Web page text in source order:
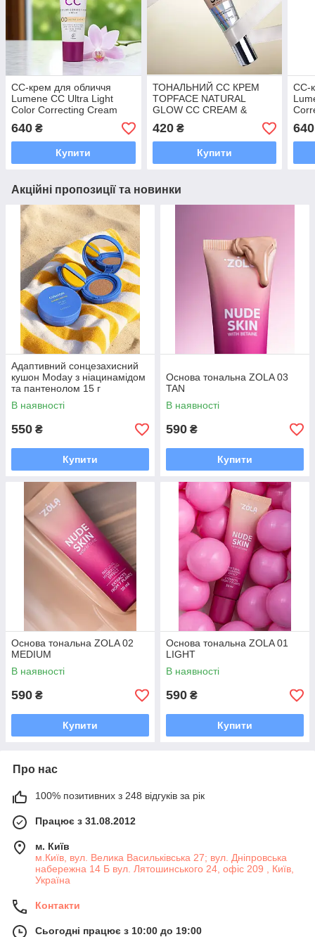
CC-крем для обличчя
Lumene CC Ultra Light
Color Correcting Cream
SPF 20, 30 мл
640 ₴
Купити
ТОНАЛЬНИЙ СС КРЕМ
TOPFACE NATURAL
GLOW CC CREAM &
CONCEALER SPF50 003
30 МЛ
420₴
Купити
CC-
30
640
Акційні пропозиції та новинки
Адаптивний сонцезахисний
кушон Moday з ніацинамідом
та пантенолом 15 г
В наявності
550 ₴
Купити
Основа тональна ZOLA 03
TAN
В наявності
590 ₴
Купити
Основа тональна ZOLA 02
MEDIUM
В наявності
590 ₴
Купити
Основа тональна ZOLA 01
LIGHT
В наявності
590 ₴
Купити
Про нас
100% позитивних з 248 відгуків за рік
Працює з 31.08.2012
м. Київ
м.Київ, вул. Велика Васильківська 27; вул. Дніпровська
набережна 14 Б вул. Лятошинського 24, офіс 209 , Київ,
Україна
Контакти
Сьогодні працює з 10:00 до 19:00